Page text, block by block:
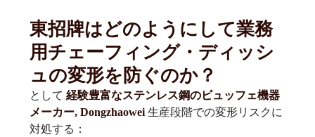
東招牌はどのようにして業務
用チェーフィング・ディッシ
ュの変形を防ぐのか？
として経験豊富なステンレス鋼のビュッフェ機器
メーカー, Dongzhaowei生産段階での変形リスクに
対処する：